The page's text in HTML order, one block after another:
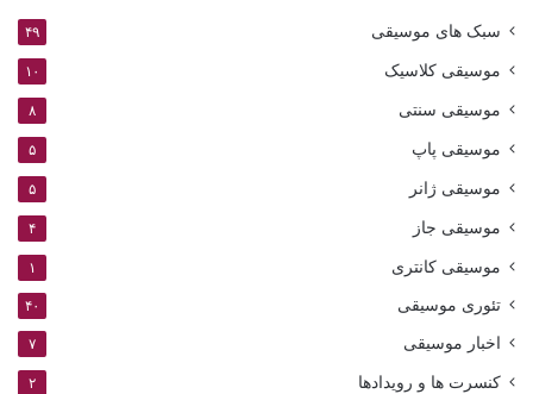
سبک های موسیقی ۴۹
موسیقی کلاسیک ۱۰
موسیقی سنتی ۸
موسیقی پاپ ۵
موسیقی ژانر ۵
موسیقی جاز ۴
موسیقی کانتری ۱
تئوری موسیقی ۴۰
اخبار موسیقی ۷
کنسرت ها و رویدادها ۲